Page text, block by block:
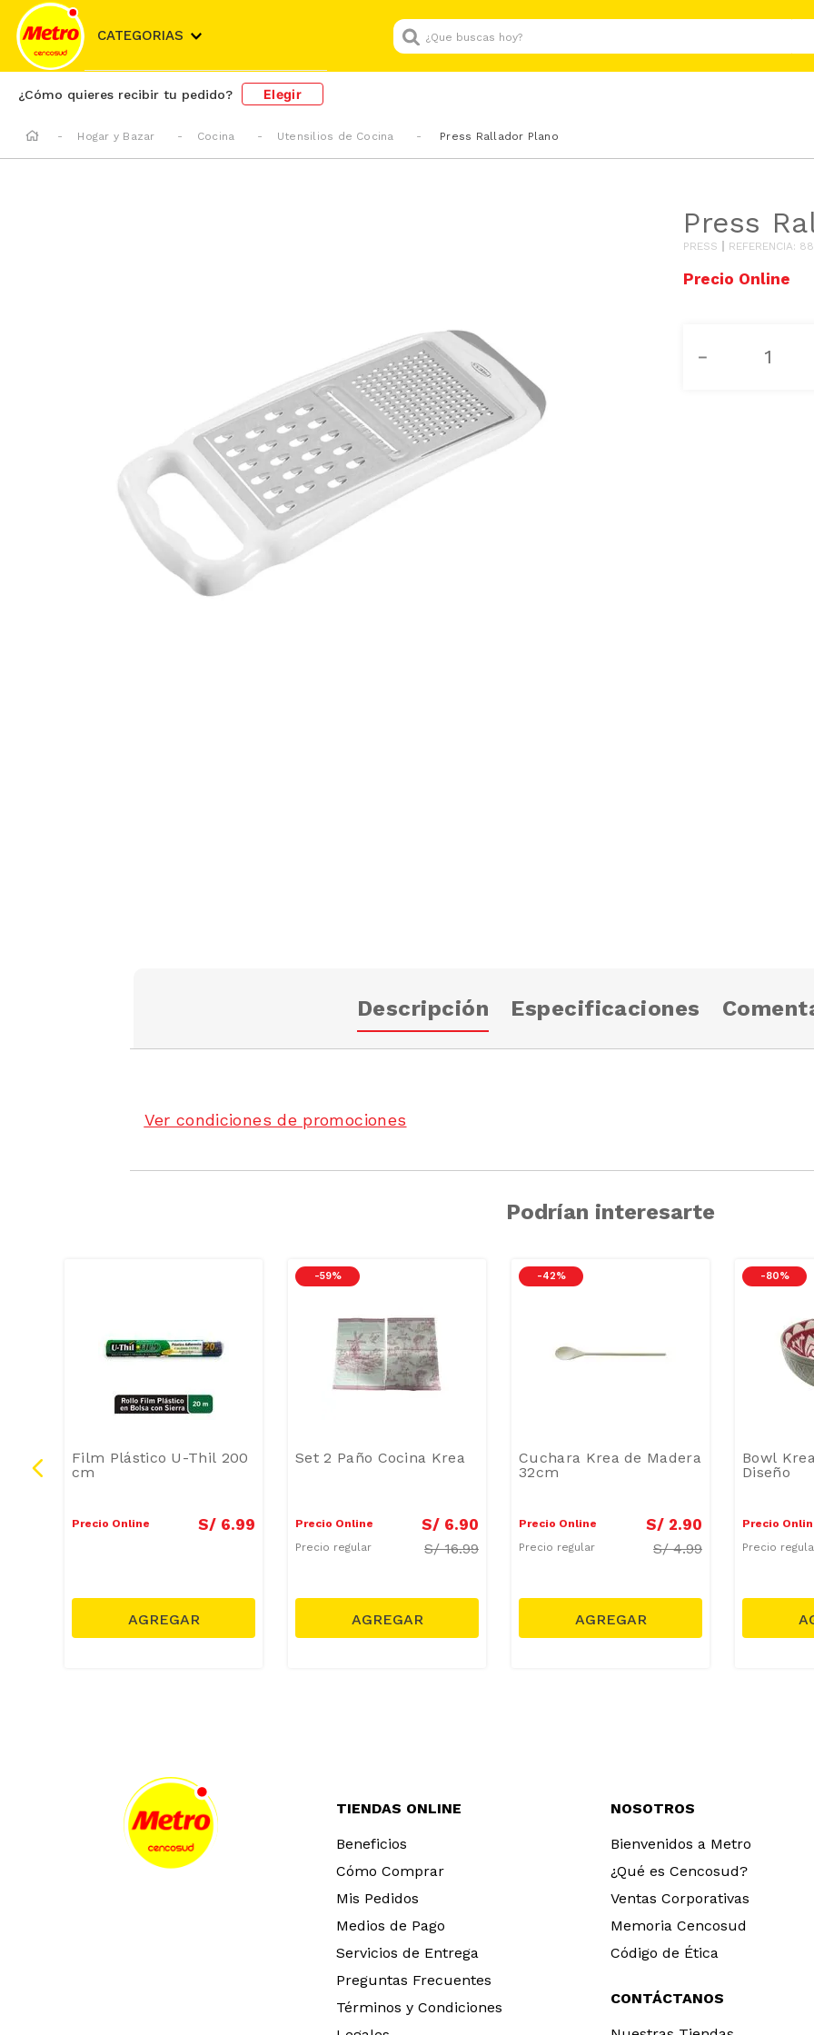
CATEGORIAS
¿Que buscas hoy?
¿Cómo quieres recibir tu pedido? Elegir
Hogar y Bazar Cocina Utensilios de Cocina Press Rallador Plano
Press
PRESS REFERENCIA:
－
Descripción Especificaciones
Ver condiciones de promociones
Podrían interesarte
Film Plástico U-Thil 200
cm
Precio Online S/ 6.99
-59 %
Set 2 Paño Cocina Krea
Precio Online S/ 6.90
Precio regular S/16.99
-42 %
Cuchara Krea de Madera
32cm
Precio Online S/ 2.90
Precio regular S/4.99
-80 %
Bowl
Diseño
Precio
Precio
TIENDAS ONLINE
Beneficios
Cómo Comprar
Mis Pedidos
Medios de Pago
Servicios de Entrega
Preguntas Frecuentes
Términos y Condiciones
NOSOTROS
Bienvenidos a Metro
¿Qué es Cencosud?
Ventas Corporativas
Memoria Cencosud
Código de Ética
CONTÁCTANOS